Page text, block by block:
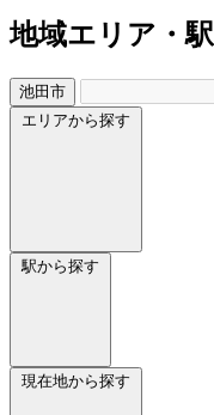
地域エリア・駅
池田市
エリアから探す
駅から探す
現在地から探す